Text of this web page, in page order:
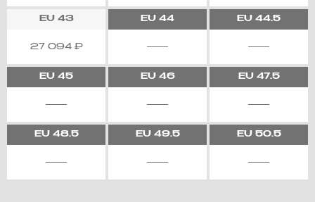
EU43
27 094 ₽
EU 44 EU 44.5
EU 45 EU46 EU47.5
EU48.5 EU49.5 EU50.5